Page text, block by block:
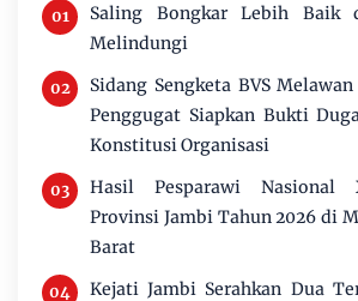
Saling Bongkar Lebih Baik
Melindungi
Sidang Sengketa BVS
Penggugat Siapkan Bukti
Konstitusi Organisasi
Hasil Pesparawi Nasional
Provinsi Jambi Tahun 2026 di
Barat
Kejati Jambi Serahkan Dua